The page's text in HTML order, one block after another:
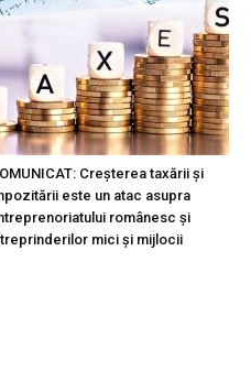
Creșterea taxării și
este un atac asupra
românesc și
mici și mijlocii